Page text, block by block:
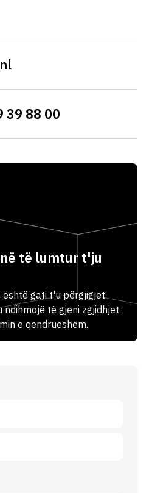
39 88 00
të lumtur t'ju
është gati t'u përgjigjet
të gjeni zgjidhjet
e qëndrueshëm.